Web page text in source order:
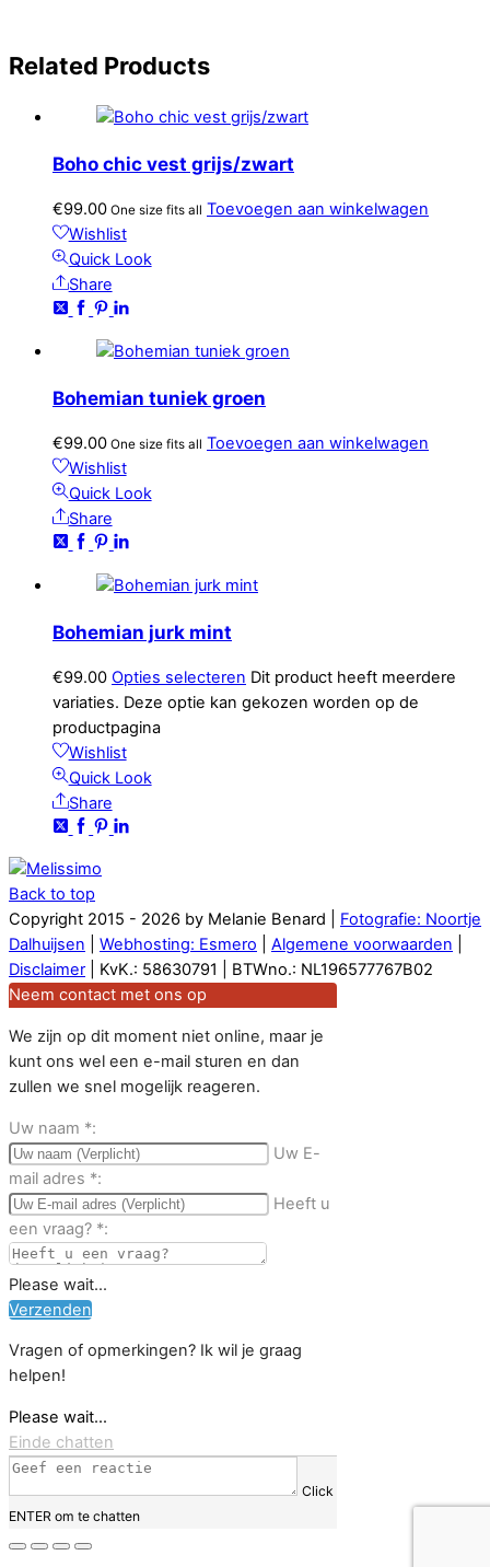
Related Products
Boho chic vest grijs/zwart
€99.00 One size fits all Toevoegen aan winkelwagen
Wishlist
Quick Look
Share
Bohemian tuniek groen
€99.00 One size fits all Toevoegen aan winkelwagen
Wishlist
Quick Look
Share
Bohemian jurk mint
€99.00 Opties selecteren Dit product heeft meerdere
variaties. Deze optie kan gekozen worden op de
productpagina
Wishlist
Quick Look
Share
Back to top
Copyright 2015 - 2026 by Melanie Benard | Fotografie: Noortje
Dalhuijsen
Webhosting: Esmero Algemene voorwaarden
Disclaimer | KvK.: 58630791 | BTWno.: NL196577767B02
Neem contact met ons op
We zijn op dit moment niet online, maar je
kunt ons wel een e-mail sturen en dan
zullen we snel mogelijk reageren.
Uw naam *:
Uw E-
mail adres *:
Heeft u
een vraag? *:
Please wait...
Verzenden
Vragen of opmerkingen? Ik wil je graag
helpen!
Please wait...
Einde chatten
Click
ENTER om te chatten